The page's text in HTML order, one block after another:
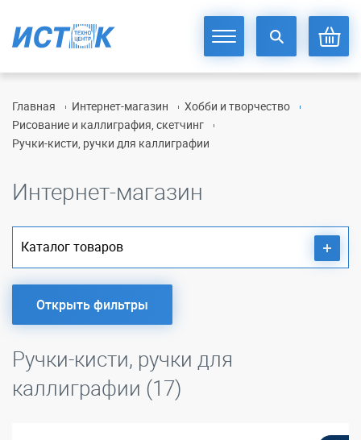
Главная Интернет-магазин
Хобби и творчество
Рисование и каллиграфия, скетчинг
Ручки-кисти, ручки для каллиграфии
Интернет-магазин
Каталог товаров
Открыть фильтры
Ручки-кисти, ручки для
каллиграфии (17)